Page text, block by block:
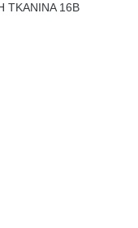
TKANINA 16B